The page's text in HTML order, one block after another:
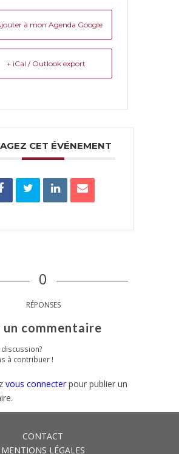
à mon Agenda Google
+ iCal / Outlook export
CET ÉVÉNEMENT
0
RÉPONSES
un commentaire
à contribuer !
vous connecterpour publier un
CONTACT
MENTIONS LÉGALES